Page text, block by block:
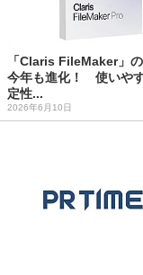
「Claris FileMaker」
今年も進化！ 使いや
定性...
2026年6月10日